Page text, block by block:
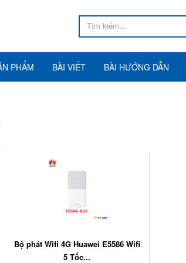
PHẨM BÀI VIẾT BÀI HƯỚNG DẪN
Bộ phát Wifi 4G Huawei E5586 Wifi
5 Tốc...